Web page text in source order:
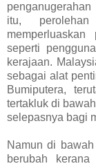
itu,
seperti
kerajaan.
sebagai alat
Bumiputera,
tertakluk di
selepasnya bagi
Namun di
berubah